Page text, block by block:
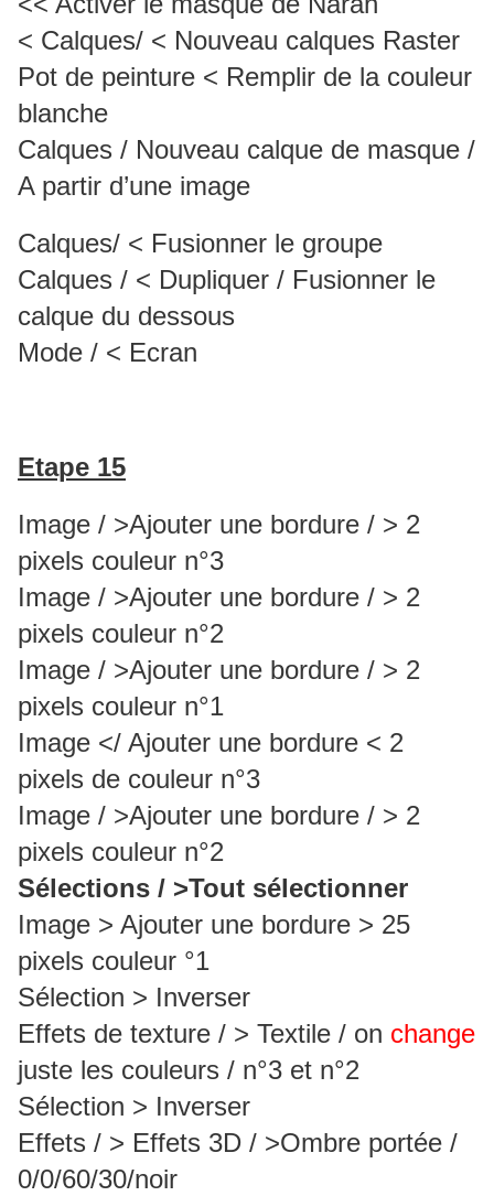
< Calques/ < Nouveau calques Raster
Pot de peinture < Remplir de la couleur
blanche
Calques / Nouveau calque de masque /
A partir d’une image
Calques/ < Fusionner le groupe
Calques / < Dupliquer / Fusionner le
calque du dessous
Mode / < Ecran
Etape 15
Image / >Ajouter une bordure / > 2
pixels couleur n°3
Image / >Ajouter une bordure / > 2
pixels couleur n°2
Image / >Ajouter une bordure / > 2
pixels couleur n°1
Image </ Ajouter une bordure < 2
pixels de couleur n°3
Image / >Ajouter une bordure / > 2
pixels couleur n°2
Sélections / >Tout sélectionner
Image > Ajouter une bordure > 25
pixels couleur °1
Sélection > Inverser
Effets de texture / > Textile / on change
juste les couleurs / n°3 et n°2
Sélection > Inverser
Effets / > Effets 3D / >Ombre portée /
0/0/60/30/noir